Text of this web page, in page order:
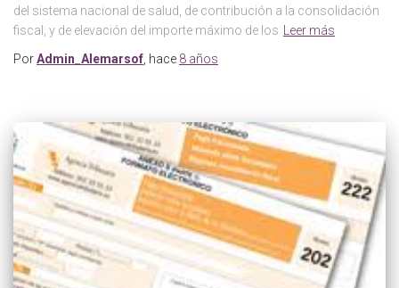
del sistema nacional de salud, de contribución a la consolidación
fiscal, y de elevación del importe máximo de los
Leer más
PorAdmin_Alemarsof , hace 8 años